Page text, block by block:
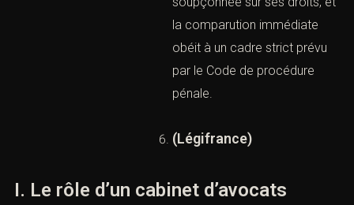
éléments connus. Cette
méthode est essentielle,
car la procédure pénale
française repose sur des
droits précis, notamment en
libre et en comparution
gardée à vue doit recevoir